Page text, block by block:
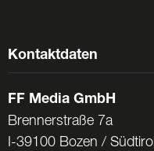
Kontaktdaten
FF Media GmbH
Brennerstraße 7a
I-39100 Bozen / Südtirol